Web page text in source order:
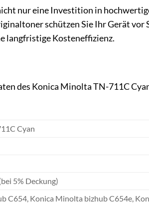
nur eine Investition in
schützen Sie Ihr Gerät vor
langfristige Kosteneffizienz.
des Konica Minolta TN-711C
Cyan
5% Deckung)
C654, Konica Minolta bizhub C654e,